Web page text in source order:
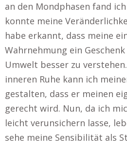
an den Mondphasen fand
konnte meine
habe erkannt, dass meine
Wahrnehmung ein
Umwelt besser zu
inneren Ruhe kann ich
gestalten, dass er meinen
gerecht wird. Nun, da ich
leicht verunsichern lasse,
sehe meine Sensibilität als